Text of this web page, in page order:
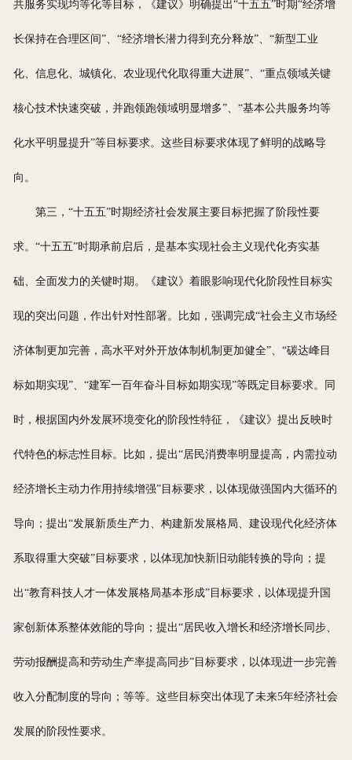
共服务实现均等化等目标，《建议》明确提出“十五五”时期“经济增
长保持在合理区间”、“经济增长潜力得到充分释放”、“新型工业
化、信息化、城镇化、农业现代化取得重大进展”、“重点领域关键
核心技术快速突破，并跑领跑领域明显增多”、“基本公共服务均等
化水平明显提升”等目标要求。这些目标要求体现了鲜明的战略导
向。
第三，“十五五”时期经济社会发展主要目标把握了阶段性要
求。“十五五”时期承前启后，是基本实现社会主义现代化夯实基
础、全面发力的关键时期。《建议》着眼影响现代化阶段性目标实
现的突出问题，作出针对性部署。比如，强调完成“社会主义市场经
济体制更加完善，高水平对外开放体制机制更加健全”、“碳达峰目
标如期实现”、“建军一百年奋斗目标如期实现”等既定目标要求。同
时，根据国内外发展环境变化的阶段性特征，《建议》提出反映时
代特色的标志性目标。比如，提出“居民消费率明显提高，内需拉动
经济增长主动力作用持续增强”目标要求，以体现做强国内大循环的
导向；提出“发展新质生产力、构建新发展格局、建设现代化经济体
系取得重大突破”目标要求，以体现加快新旧动能转换的导向；提
出“教育科技人才一体发展格局基本形成”目标要求，以体现提升国
家创新体系整体效能的导向；提出“居民收入增长和经济增长同步、
劳动报酬提高和劳动生产率提高同步”目标要求，以体现进一步完善
收入分配制度的导向；等等。这些目标突出体现了未来5年经济社会
发展的阶段性要求。